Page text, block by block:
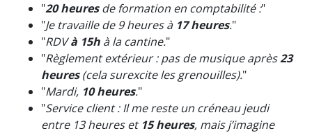
"20 heuresde formation en comptabilité :"
"Je travaille de 9 heures à 17 heures."
"RDVà 15h à la cantine."
"Règlement extérieur : pas de musique après23
heures(cela surexcite les grenouilles)."
"Mardi, 10 heures."
"Service client : Il me reste un créneau jeudi
entre 13 heures et 15 heures, mais j’imagine